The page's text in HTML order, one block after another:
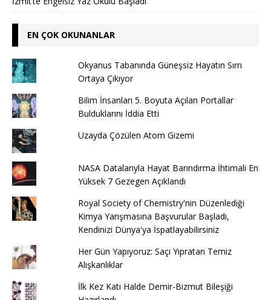
EN ÇOK OKUNANLAR
Okyanus Tabanında Güneşsiz Hayatın Sırrı
Ortaya Çıkıyor
Bilim İnsanları 5. Boyuta Açılan Portallar
Bulduklarını İddia Etti
Uzayda Çözülen Atom Gizemi
NASA Datalarıyla Hayat Barındırma İhtimali En
Yüksek 7 Gezegen Açıklandı
Royal Society of Chemistry'nin Düzenlediği
Kimya Yarışmasına Başvurular Başladı,
Kendinizi Dünya'ya İspatlayabilirsiniz
Her Gün Yapıyoruz: Saçı Yıpratan Temiz
Alışkanlıklar
İlk Kez Katı Halde Demir-Bizmut Bileşiği